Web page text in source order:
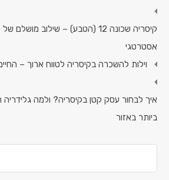
קיסריה שכונה 12 (הטבע) – שילוב
אסטרטגי
וילות להשכרה בקיסריה לטווח ארוך –
איך לבחור עסק קטן בקיסריה? ולמה
ביותר באזור